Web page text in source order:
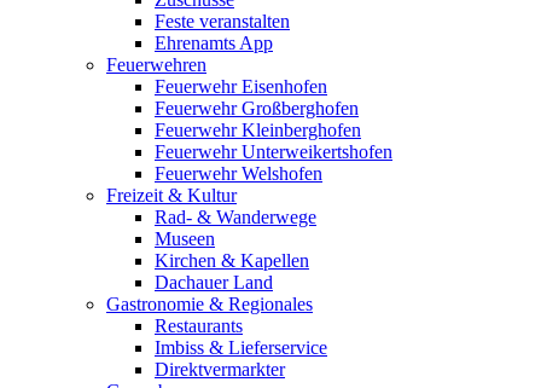
Feste veranstalten
Ehrenamts App
Feuerwehren
Feuerwehr Eisenhofen
Feuerwehr Großberghofen
Feuerwehr Kleinberghofen
Feuerwehr Unterweikertshofen
Feuerwehr Welshofen
Freizeit & Kultur
Rad- & Wanderwege
Museen
Kirchen & Kapellen
Dachauer Land
Gastronomie & Regionales
Restaurants
Imbiss & Lieferservice
Direktvermarkter